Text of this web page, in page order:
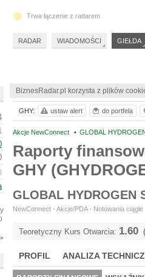
BiznesRadar.pl korzysta z plików
Akcje NewConnect • GLOBAL
Raporty
GHY
GLOBAL HYDROGEN
NewConnect - Akcje/PDA - Notowania ciągłe
Teoretyczny Kurs Otwarcia: 1.60
PROFIL ANALIZA
GHY: ustaw alert do portfela
23
Trwa łączenie z radarem
RADAR WIADOMOŚCI GIEŁDA